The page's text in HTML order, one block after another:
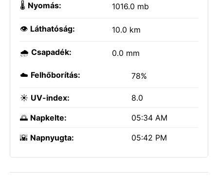
🌡️ Nyomás: 1016.0 mb
👁️ Láthatóság: 10.0 km
🌧️ Csapadék: 0.0 mm
☁️ Felhőborítás: 78%
☀️ UV-index: 8.0
🌅 Napkelte: 05:34 AM
🌇 Napnyugta: 05:42 PM